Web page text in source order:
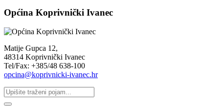
Općina Koprivnički Ivanec
Matije Gupca 12,
48314 Koprivnički Ivanec
Tel/Fax: +385/48 638-100
opcina@koprivnicki-ivanec.hr